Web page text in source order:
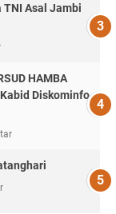
TNI Asal Jambi
HAMBA
Diskominfo